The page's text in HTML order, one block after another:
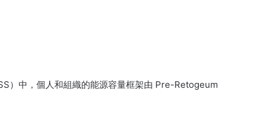
）中，個人和組織的能源容量框架由 Pre-Retogeum